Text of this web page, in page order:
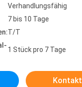
Verhandlungsfähig
7 bis 10 Tage
T/T
1 Stück pro 7 Tage
Kontakt